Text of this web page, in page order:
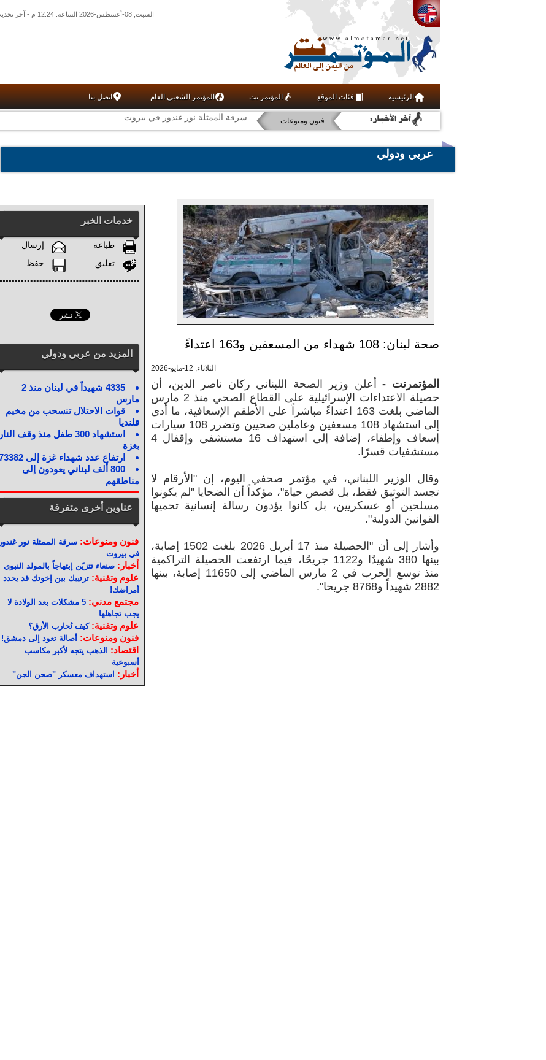
السبت, 08-أغسطس-2026 الساعة: 12:24 م - آخر تحديث: 01:30 ص (30: 10) بتوقيت غرينتش
الرئيسية فئات الموقع المؤتمر نت المؤتمر الشعبي العام اتصل بنا
علوم وتقنية
فنون ومنوعات سرقة الممثلة نور غندور في بيروت
عربي ودولي
خدمات الخبر
طباعة
إرسال
تعليق
حفظ
المزيد من عربي ودولي
4335 شهيداً في لبنان منذ 2
مارس
قوات الاحتلال تنسحب من مخيم
قلنديا
استشهاد 300 طفل منذ وقف النار
بغزة
ارتفاع عدد شهداء غزة إلى 73382
800 ألف لبناني يعودون إلى
مناطقهم
عناوين أخرى متفرقة
فنون ومنوعات:سرقة الممثلة نور غندور
في بيروت
أخبار:صنعاء تتزيّن إبتهاجاً بالمولد النبوي
علوم وتقنية:ترتيبك بين إخوتك قد يحدد
أمراضك!
مجتمع مدني:
5 مشكلات بعد الولادة لا
يجب تجاهلها
علوم وتقنية:كيف نُحارب الأرق؟
فنون ومنوعات:أصالة تعود إلى دمشق!
اقتصاد: الذهب يتجه لأكبر مكاسب
أسبوعية
أخبار: استهداف معسكر "صحن الجن"
صحة لبنان: 108 شهداء من المسعفين و163 اعتداءً
الثلاثاء, 12-مايو-2026
المؤتمرنت -
أعلن وزير الصحة اللبناني ركان ناصر الدين، أن
حصيلة الاعتداءات الإسرائيلية على القطاع الصحي منذ 2 مارس
الماضي بلغت 163 اعتداءً مباشراً على الأطقم الإسعافية، ما أدى
إلى استشهاد 108 مسعفين وعاملين صحيين وتضرر 108 سيارات
إسعاف وإطفاء، إضافة إلى استهداف 16 مستشفى وإقفال 4
مستشفيات قسرًا.
وقال الوزير اللبناني، في مؤتمر صحفي اليوم، إن "الأرقام لا
تجسد التوثيق فقط، بل قصص حياة"، مؤكداً أن الضحايا "لم يكونوا
مسلحين أو عسكريين، بل كانوا يؤدون رسالة إنسانية تحميها
القوانين الدولية".
وأشار إلى أن "الحصيلة منذ 17 أبريل 2026 بلغت 1502 إصابة،
بينها 380 شهيدًا و1122 جريحًا، فيما ارتفعت الحصيلة التراكمية
منذ توسع الحرب في 2 مارس الماضي إلى 11650 إصابة، بينها
2882 شهيداً و8768 جريحا".